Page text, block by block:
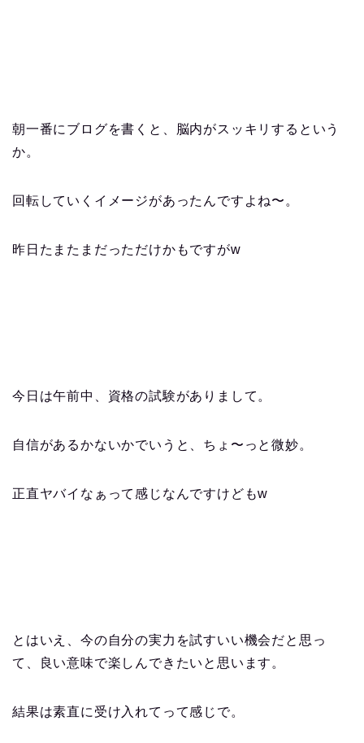
朝一番にブログを書くと、脳内がスッキリするという
か。
回転していくイメージがあったんですよね〜。
昨日たまたまだっただけかもですがw
今日は午前中、資格の試験がありまして。
自信があるかないかでいうと、ちょ〜っと微妙。
正直ヤバイなぁって感じなんですけどもw
とはいえ、今の自分の実力を試すいい機会だと思っ
て、良い意味で楽しんできたいと思います。
結果は素直に受け入れてって感じで。